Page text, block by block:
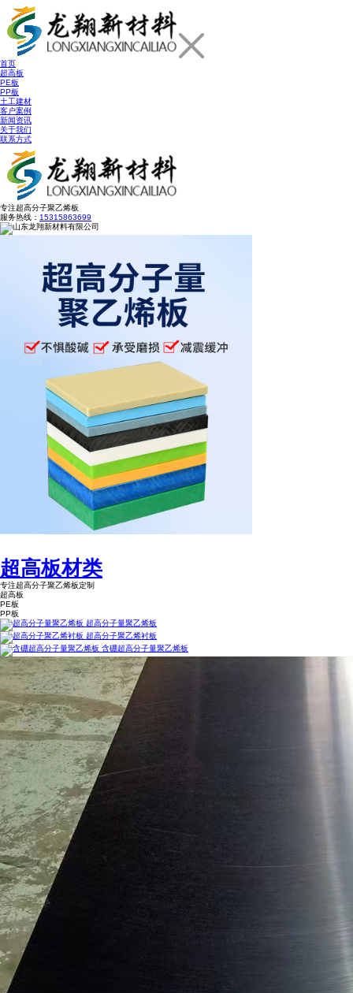
首页
超高板
PE板
PP板
土工建材
客户案例
新闻资讯
关于我们
联系方式
专注超高分子聚乙烯板
服务热线： 15315863699
超高板材类
专注超高分子聚乙烯板定制
超高板
PE板
PP板
超高分子量聚乙烯板
超高分子聚乙烯衬板
含硼超高分子量聚乙烯板